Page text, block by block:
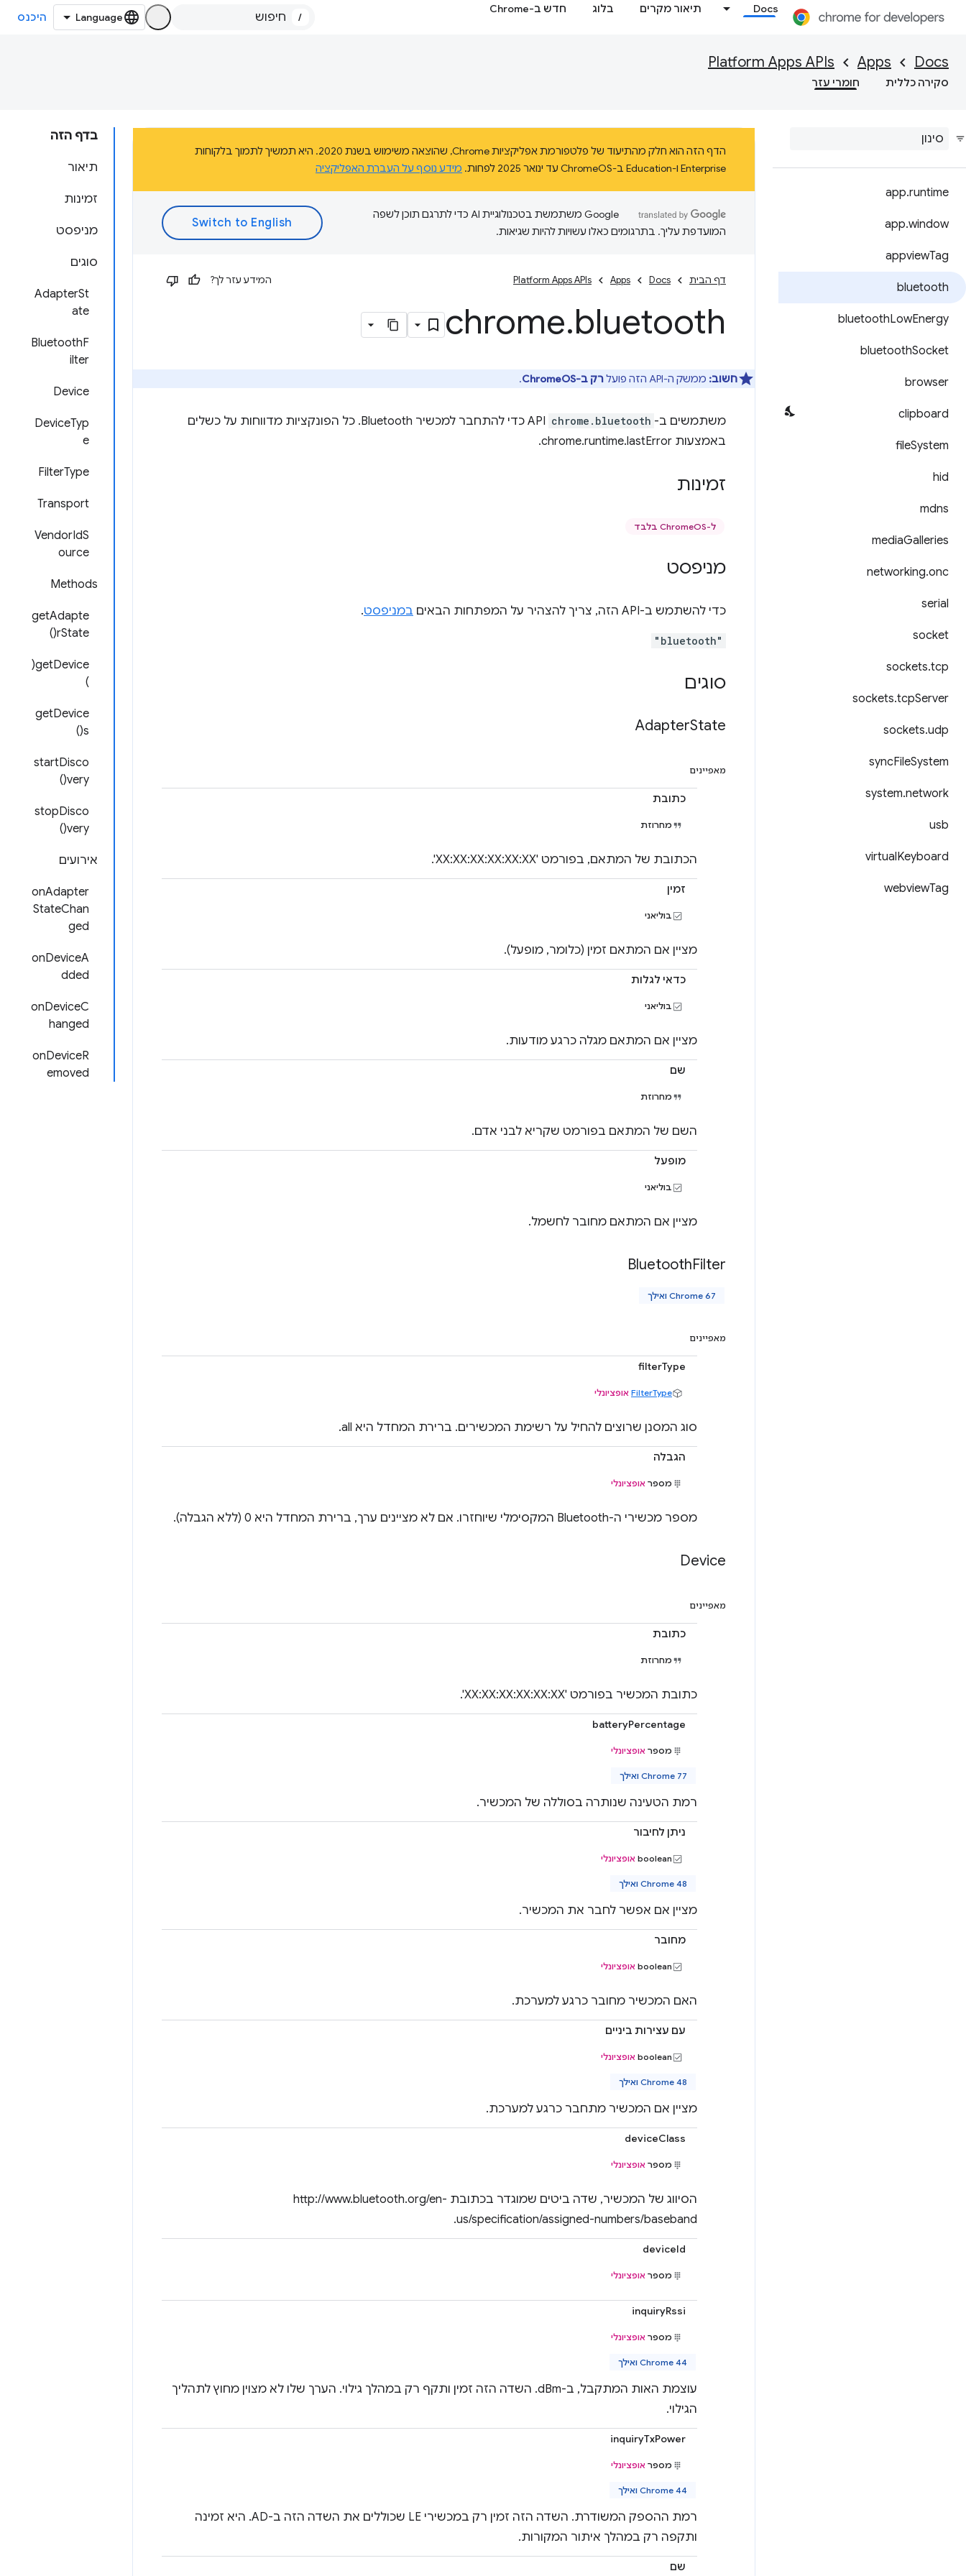
Docs תיאור מקרים בלוג חדש ב-Chrome
/ היכנס
Docs
Apps
Platform Apps APIs
סקירה כללית חומרי עזר
app.runtime
app.window
appviewTag
bluetooth
bluetoothLowEnergy
bluetoothSocket
browser
clipboard
fileSystem
hid
mdns
mediaGalleries
networking.onc
serial
socket
sockets.tcp
sockets.tcpServer
sockets.udp
syncFileSystem
system.network
usb
virtualKeyboard
webviewTag
בדף הזה
תיאור
זמינות
מניפסט
סוגים
AdapterSt
ate
BluetoothF
ilter
Device
DeviceTyp
e
FilterType
Transport
VendorIdS
ource
Methods
getAdapte
rState()
getDevice(
)
getDevice
s()
startDisco
very()
stopDisco
very()
אירועים
onAdapter
StateChan
ged
onDeviceA
dded
onDeviceC
hanged
onDeviceR
emoved
הדף הזה הוא חלק מהתיעוד של פלטפורמת אפליקציות Chrome, שהוצאה משימוש בשנת 2020. היא תמשיך לתמוך בלקוחות
Enterprise ו-Education ב-ChromeOS עד ינואר 2025 לפחות.
מידע נוסף על העברת האפליקציה
‫Google משתמשת בטכנולוגיית AI כדי לתרגם תוכן לשפה
המועדפת עליך. בתרגומים כאלו עשויות להיות שגיאות.
דף הבית Docs
Apps
Platform Apps APIs המידע עזר לך?
chrome.bluetooth
חשוב: ממשק ה-API הזה פועל רק ב-ChromeOS .
משתמשים ב- chrome.bluetooth
API כדי להתחבר למכשיר Bluetooth. כל הפונקציות מדווחות על כשלים
באמצעות chrome.runtime.lastError.
זמינות
ל-ChromeOS בלבד
מניפסט
כדי להשתמש ב-API הזה, צריך להצהיר על המפתחות הבאים במניפסט.
"bluetooth"
סוגים
AdapterState
מאפיינים
כתובת
מחרוזת
הכתובת של המתאם, בפורמט 'XX:XX:XX:XX:XX:XX'.
זמין
בוליאני
מציין אם המתאם זמין (כלומר, מופעל).
כדאי לגלות
בוליאני
מציין אם המתאם מגלה כרגע מודעות.
שם
מחרוזת
השם של המתאם בפורמט שקריא לבני אדם.
מופעל
בוליאני
מציין אם המתאם מחובר לחשמל.
BluetoothFilter
Chrome 67 ואילך
מאפיינים
filterType
FilterType אופציונלי
סוג המסנן שרוצים להחיל על רשימת המכשירים. ברירת המחדל היא all.
הגבלה
מספר אופציונלי
מספר מכשירי ה-Bluetooth המקסימלי שיוחזרו. אם לא מציינים ערך, ברירת המחדל היא 0 (ללא הגבלה).
Device
מאפיינים
כתובת
מחרוזת
כתובת המכשיר בפורמט 'XX:XX:XX:XX:XX:XX'.
batteryPercentage
מספר אופציונלי
Chrome 77 ואילך
רמת הטעינה שנותרה בסוללה של המכשיר.
ניתן לחיבור
boolean אופציונלי
Chrome 48 ואילך
מציין אם אפשר לחבר את המכשיר.
מחובר
boolean אופציונלי
האם המכשיר מחובר כרגע למערכת.
עם עצירות ביניים
boolean אופציונלי
Chrome 48 ואילך
מציין אם המכשיר מתחבר כרגע למערכת.
deviceClass
מספר אופציונלי
הסיווג של המכשיר, שדה ביטים שמוגדר בכתובת http://www.bluetooth.org/en-
us/specification/assigned-numbers/baseband.
deviceId
מספר אופציונלי
inquiryRssi
מספר אופציונלי
Chrome 44 ואילך
עוצמת האות המתקבל, ב-dBm. השדה הזה זמין ותקף רק במהלך גילוי. הערך שלו לא מצוין מחוץ לתהליך
הגילוי.
inquiryTxPower
מספר אופציונלי
Chrome 44 ואילך
רמת ההספק המשודרת. השדה הזה זמין רק במכשירי LE שכוללים את השדה הזה ב-AD. היא זמינה
ותקפה רק במהלך איתור המקורות.
שם